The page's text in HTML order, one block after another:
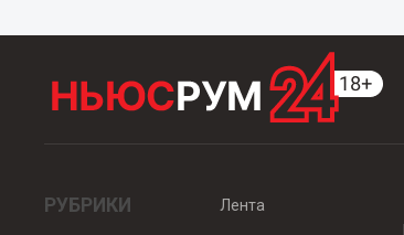
РУБРИКИ
Лента